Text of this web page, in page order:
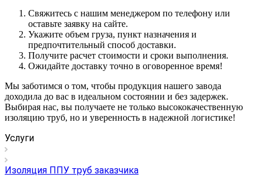
Свяжитесь с нашим менеджером по телефону или
оставьте заявку на сайте.
Укажите объем груза, пункт назначения и
предпочтительный способ доставки.
Получите расчет стоимости и сроки выполнения.
Ожидайте доставку точно в оговоренное время!
Мы заботимся о том, чтобы продукция нашего завода
доходила до вас в идеальном состоянии и без задержек.
Выбирая нас, вы получаете не только высококачественную
изоляцию труб, но и уверенность в надежной логистике!
Услуги
Изоляция ППУ труб заказчика